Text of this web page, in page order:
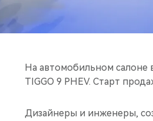
На автомобильном салоне
TIGGO 9 PHEV. Старт
Дизайнеры и инженеры,